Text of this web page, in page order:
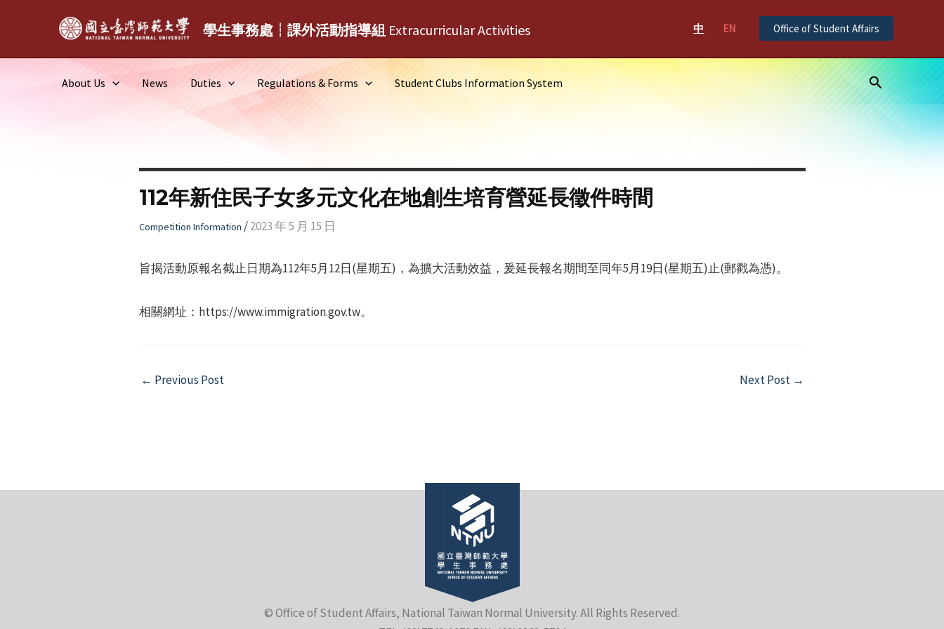
學生事務處┆課外活動指導組 Extracurricular Activities 中 EN Office of Student Affairs
About Us News Duties Regulations & Forms Student Clubs Information System Search
112年新住民子女多元文化在地創生培育營延長徵件時間
Competition Information /2023 年 5 月 15 日
旨揭活動原報名截止日期為112年5月12日(星期五)，為擴大活動效益，爰延長報名期間至同年5月19日(星期五)止(郵戳為憑)。
相關網址：https://www.immigration.gov.tw。
Post
← Previous Post Next Post →
© Office of Student Affairs, National Taiwan Normal University. All Rights Reserved.